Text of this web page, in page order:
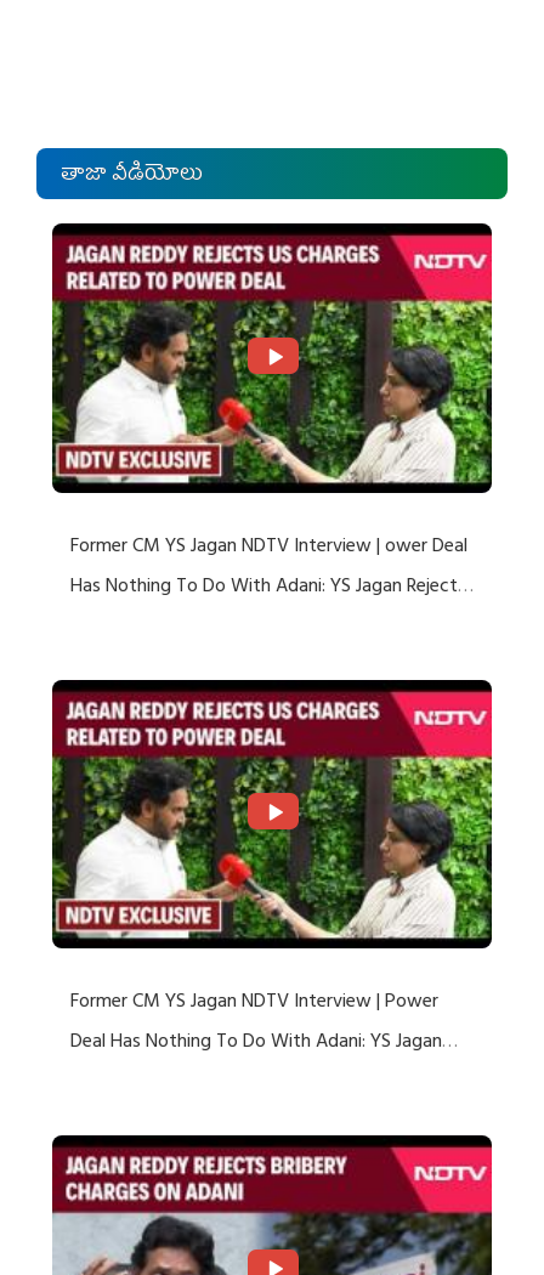
తాజా వీడియోలు
Former CM YS Jagan NDTV Interview | ower Deal
Has Nothing To Do With Adani: YS Jagan Rejects
Former CM YS Jagan NDTV Interview | Power
Deal Has Nothing To Do With Adani: YS Jagan